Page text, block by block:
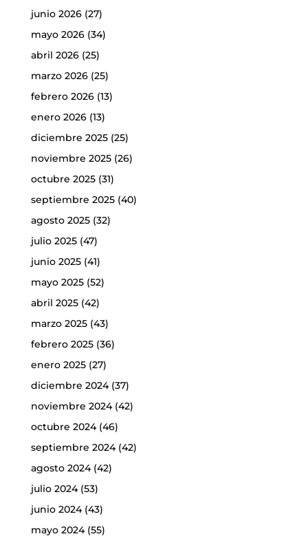
junio 2026(27)
mayo 2026(34)
abril 2026(25)
marzo 2026(25)
febrero 2026(13)
enero 2026(13)
diciembre 2025(25)
noviembre 2025(26)
octubre 2025(31)
septiembre 2025(40)
agosto 2025(32)
julio 2025(47)
junio 2025(41)
mayo 2025(52)
abril 2025(42)
marzo 2025(43)
febrero 2025(36)
enero 2025(27)
diciembre 2024(37)
noviembre 2024(42)
octubre 2024(46)
septiembre 2024(42)
agosto 2024(42)
julio 2024(53)
junio 2024(43)
mayo 2024(55)